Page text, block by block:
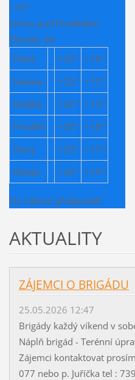
+19°
Vrbno pod Pradědem
Čtvrtek, 06
Pátek
+25° +16°
Sobota
+23° +12°
Neděle
+26° +13°
Pondělí
+30° +18°
Úterý
+29° +17°
Středa
+26° +15°
Viz 7denní předpověď
AKTUALITY
ZÁJEMCI O BRIGÁDU
25.05.2026 12:47
Brigády každý víkend v
Náplň brigád - Terénní
Zájemci kontaktovat
077 nebo p. Juříčka tel :